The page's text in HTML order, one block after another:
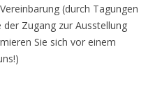
(durch Tagungen
Zugang zur Ausstellung
Sie sich vor einem